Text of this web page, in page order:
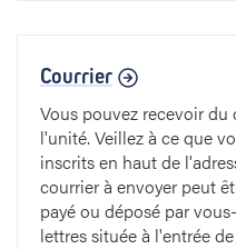
Courrier
Vous pouvez recevoir
l'unité. Veillez à ce que
inscrits en haut de
courrier à envoyer peut
payé ou déposé par
lettres située à l'entrée